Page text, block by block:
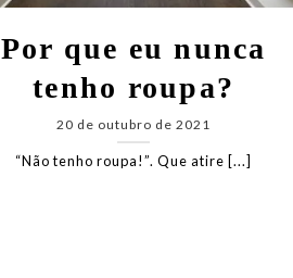
Por que eu nunca
tenho roupa?
20 de outubro de 2021
“Não tenho roupa!”. Que atire [...]